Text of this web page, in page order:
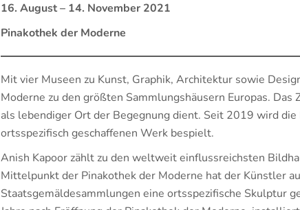
16. August – 14. November 2021
Pinakothek der Moderne
Mit vier Museen zu Kunst, Graphik, Architektur sowie
Moderne zu den größten Sammlungshäusern Europas.
als lebendiger Ort der Begegnung dient. Seit 2019 wird
ortsspezifisch geschaffenen Werk bespielt.
Anish Kapoor zählt zu den weltweit einflussreichsten
Mittelpunkt der Pinakothek der Moderne hat der Künstler
Staatsgemäldesammlungen eine ortsspezifische Skulptur